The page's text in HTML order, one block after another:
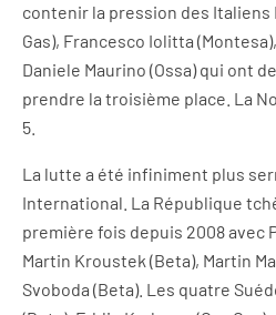
contenir la pression des Italiens
Gas), Francesco Iolitta
Daniele Maurino (Ossa) qui ont
prendre la troisième place. La
5.
La lutte a été infiniment plus
International. La République
première fois depuis 2008 avec
Martin Kroustek (Beta), Martin
Svoboda (Beta). Les quatre